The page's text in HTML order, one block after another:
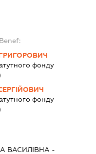
фонду
фонду
ВАСИЛІВНА -